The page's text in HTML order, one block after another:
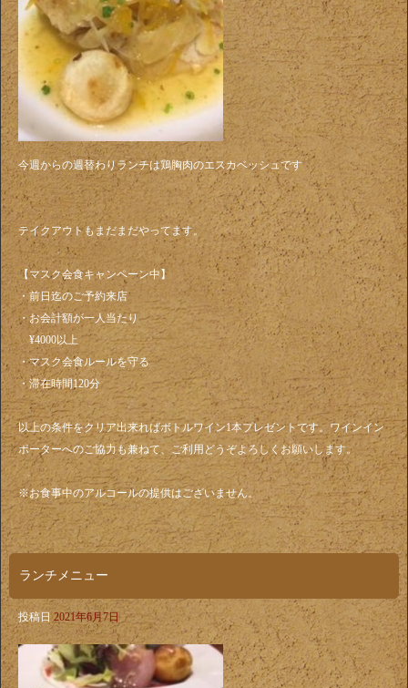
今週からの週替わりランチは鶏胸肉のエスカベッシュです
テイクアウトもまだまだやってます。
【マスク会食キャンペーン中】
・前日迄のご予約来店
・お会計額が一人当たり
¥4000以上
・マスク会食ルールを守る
・滞在時間120分
以上の条件をクリア出来ればボトルワイン1本プレゼントです。ワインイン
ポーターへのご協力も兼ねて、ご利用どうぞよろしくお願いします。
※お食事中のアルコールの提供はございません。
ランチメニュー
投稿日 2021年6月7日